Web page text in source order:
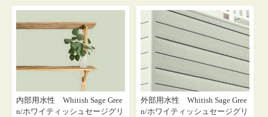
内部用水性 Whitish Sage Gree
n/ホワイティッシュセージグリ
外部用水性 Whitish Sage Gree
n/ホワイティッシュセージグリ